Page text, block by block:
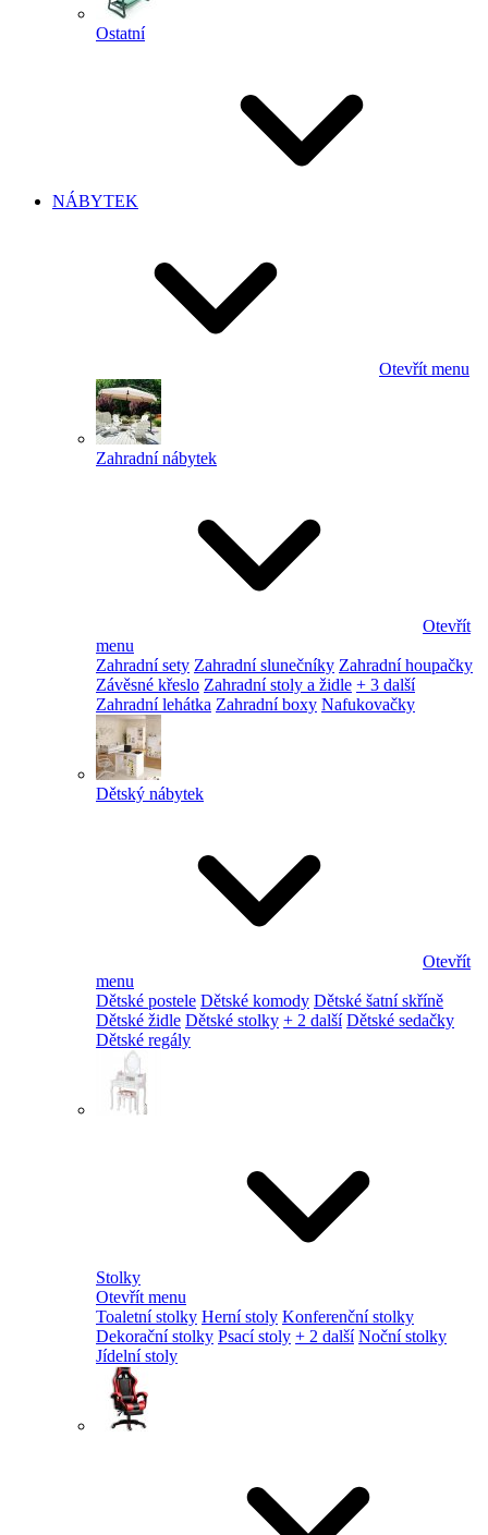
Ostatní
NÁBYTEK
Otevřít menu
Zahradní nábytek
Otevřít
menu
Zahradní sety Zahradní slunečníky Zahradní houpačky
Závěsné křeslo Zahradní stoly a židle + 3 další
Zahradní lehátka Zahradní boxy Nafukovačky
Dětský nábytek
Otevřít
menu
Dětské postele Dětské komody Dětské šatní skříně
Dětské židle Dětské stolky + 2 další Dětské sedačky
Dětské regály
Stolky
Otevřít menu
Toaletní stolky Herní stoly Konferenční stolky
Dekorační stolky Psací stoly + 2 další Noční stolky
Jídelní stoly